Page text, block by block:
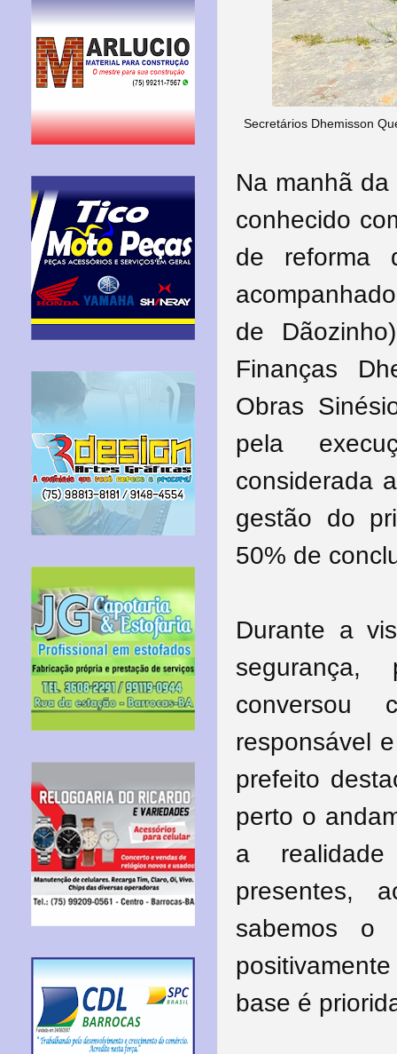
Secretários Dhemisson
Na manhã
conhecido
de reforma
de
Finanças
Obras
pela
considerada
gestão do
50% de
Durante a
conversou
responsável
prefeito
perto o
a
presentes,
sabemos o
base é